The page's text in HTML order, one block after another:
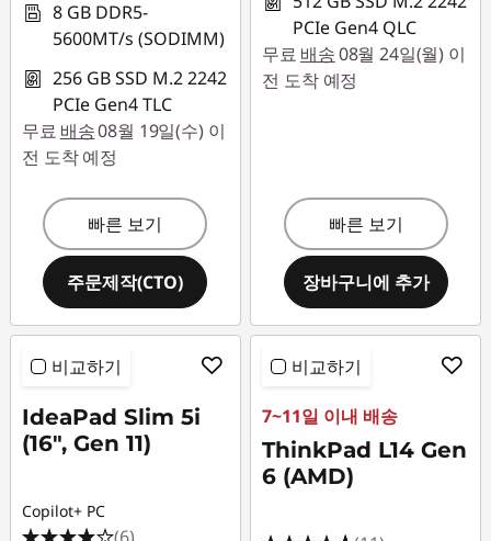
8 GB DDR5-
5600MT/s (SODIMM)
256 GB SSD M.2 2242
PCIe Gen4 TLC
무료 배송08월 19일(수) 이
전 도착 예정
빠른 보기
주문제작(CTO)
PCIe Gen4 QLC
무료 배송08월 24일(월) 이
전 도착 예정
빠른 보기
장바구니에 추가
비교하기
IdeaPad Slim 5i
(16", Gen 11)
Copilot+ PC
(6)
비교하기
7~11일 이내 배송
ThinkPad L14 Gen
6 (AMD)